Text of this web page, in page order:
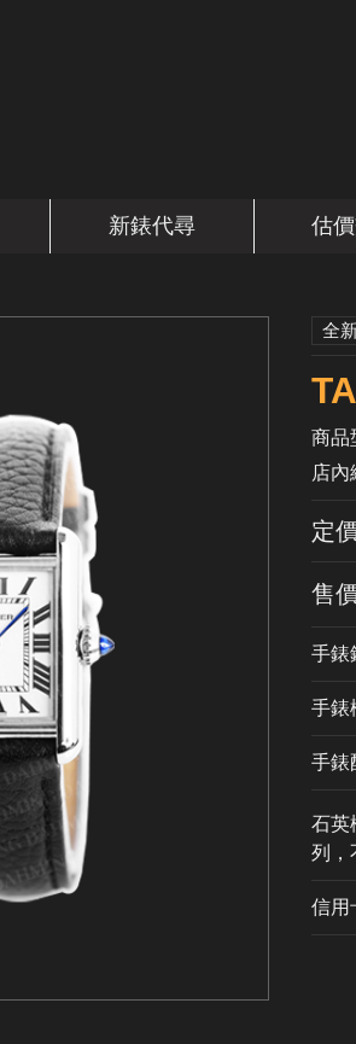
新錶代尋 估
全
商品
店
定
售
手錶
手錶
手錶
石英
列，
信用